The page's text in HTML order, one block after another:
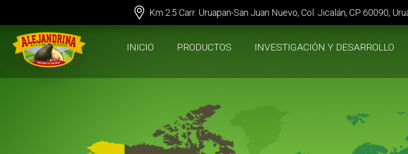
Km 2.5 Carr. Uruapan-San Juan Nuevo, Col. Jicalán, CP 60090,
INICIO PRODUCTOS INVESTIGACIÓN Y DESARROLLO